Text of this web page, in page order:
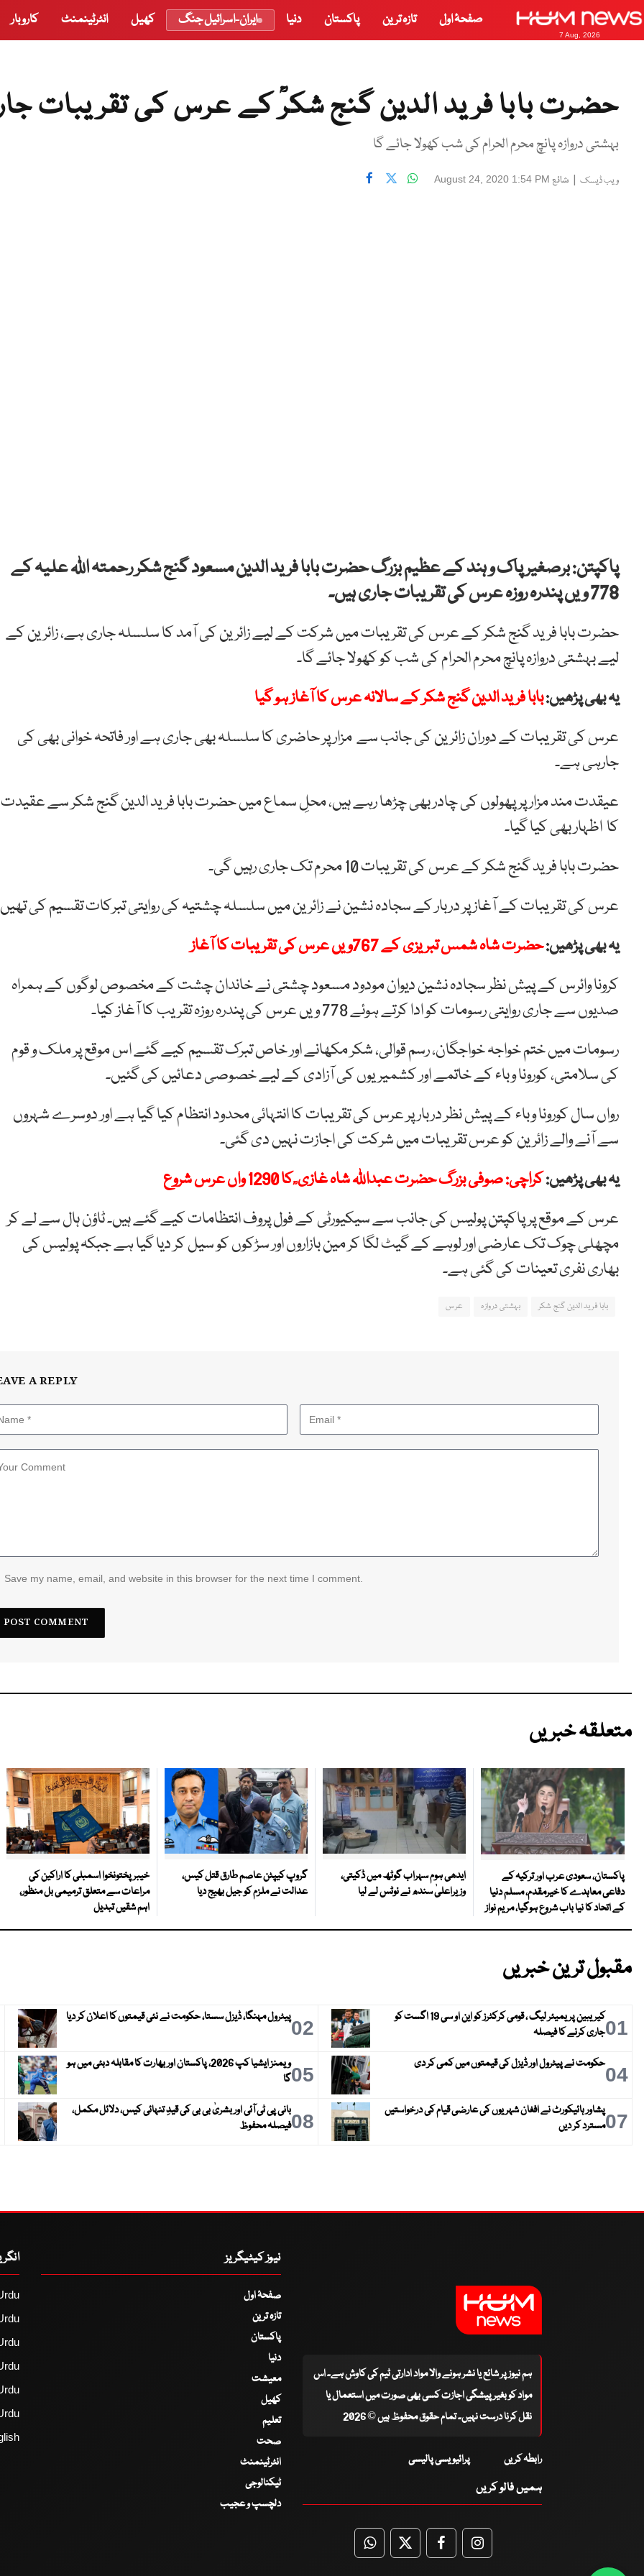
7 Aug, 2026
صفحۂ اول تازہ ترین پاکستان دنیا ایران-اسرائیل جنگ کھیل انٹرٹینمنٹ کاروبار
حضرت بابا فرید الدین گنج شکرؒ کے عرس کی تقریبات
بہشتی دروازہ پانچ محرم الحرام کی شب کھولا جائے گا
ویب ڈیسک | شائع August 24, 2020 1:54 PM
پاکپتن: برصغیر پاک و ہند کے عظیم بزرگ حضرت بابا فرید الدین مسعود گنج شکر رحمتہ اللہ علیہ کے
778 ویں پندرہ روزہ عرس کی تقریبات جاری ہیں۔
حضرت بابا فرید گنج شکر کے عرس کی تقریبات میں شرکت کے لیے زائرین کی آمد کا سلسلہ جاری ہے، زائرین کے
لیے بہشتی دروازہ پانچ محرم الحرام کی شب کو کھولا جائے گا۔
یہ بھی پڑھیں:بابا فرید الدین گنج شکر کے سالانہ عرس کا آغاز ہو گیا
عرس کی تقریبات کے دوران زائرین کی جانب سے مزار پر حاضری کا سلسلہ بھی جاری ہے اور فاتحہ خوانی بھی کی
جارہی ہے۔
عیقدت مند مزار پر پھولوں کی چادر بھی چڑھا رہے ہیں، محلِ سماع میں حضرت بابا فرید الدین گنج شکر سے عقیدت
کا اظہار بھی کیا گیا۔
حضرت بابا فرید گنج شکر کے عرس کی تقریبات 10 محرم تک جاری رہیں گی۔
عرس کی تقریبات کے آغاز پر دربار کے سجادہ نشین نے زائرین میں سلسلہ چشتیہ کی روایتی تبرکات تقسیم کی
یہ بھی پڑھیں:حضرت شاہ شمس تبریزی کے 767ویں عرس کی تقریبات کا آغاز
کرونا وائرس کے پیش نظر سجادہ نشین دیوان مودود مسعود چشتی نے خاندان چشت کے مخصوص لوگوں کے ہمراہ
صدیوں سے جاری روایتی رسومات کو ادا کرتے ہوئے 778 ویں عرس کی پندرہ روزہ تقریب کا آغاز کیا۔
رسومات میں ختم خواجہ خواجگان، رسم قوالی، شکر مکھانے اور خاص تبرک تقسیم کیے گئے اس موقع پر ملک و قوم
کی سلامتی، کورونا وباء کے خاتمے اور کشمیریوں کی آزادی کے لیے خصوصی دعائیں کی گئیں۔
رواں سال کورونا وباء کے پیش نظر دربار پر عرس کی تقریبات کا انتہائی محدود انتظام کیا گیا ہے اور دوسرے شہروں
سے آنے والے زائرین کو عرس تقریبات میں شرکت کی اجازت نہیں دی گئی۔
یہ بھی پڑھیں:کراچی: صوفی بزرگ حضرت عبداللہ شاہ غازی ؒ کا 1290 واں عرس شروع
عرس کے موقع پر پاکپتن پولیس کی جانب سے سیکیورٹی کے فول پروف انتظامات کیے گئے ہیں۔ ٹاؤن ہال سے لے کر
مچھلی چوک تک عارضی اور لوہے کے گیٹ لگا کر مین بازاروں اور سڑکوں کو سیل کر دیا گیا ہے جبکہ پولیس کی
بھاری نفری تعینات کی گئی ہے۔
بابا فرید الدین گنج شکر بہشتی دروازہ عرس
A REPLY
Save my name, email, and website in this browser for the next time I comment.
متعلقہ خبریں
پاکستان، سعودی عرب اور ترکیہ کے
دفاعی معاہدے کا خیرمقدم، مسلم دنیا
کے اتحاد کا نیا باب شروع ہوگیا، مریم نواز
ایدھی ہوم سہراب گوٹھ میں ڈکیتی،
وزیراعلیٰ سندھ نے نوٹس لے لیا
گروپ کیپٹن عاصم طارق قتل کیس،
عدالت نے ملزم کو جیل بھیج دیا
خیبرپختونخوا اسمبلی کا اراکین کی
مراعات سے متعلق ترمیمی بل منظور،
اہم شقیں تبدیل
مقبول ترین خبریں
01
کیریبین پریمیئر لیگ ، قومی کرکٹرز کو این او سی 19 اگست کو
جاری کرنے کا فیصلہ
02پیٹرول مہنگا، ڈیزل سستا، حکومت نے نئی قیمتوں کا اعلان کر دیا
04حکومت نے پیٹرول اور ڈیزل کی قیمتوں میں کمی کر دی 05
ویمنز ایشیا کپ 2026، پاکستان اور بھارت کا مقابلہ دبئی میں ہو
گا
07پشاور ہائیکورٹ نے افغان شہریوں کی عارضی قیام کی درخواستیں
مسترد کر دیں
08بانی پی ٹی آئی اور بشریٰ بی بی کی قیدِ تنہائی کیس، دلائل مکمل،
فیصلہ محفوظ
ہم نیوز پر شائع یا نشر ہونے والا مواد ادارتی ٹیم کی کاوش ہے۔ اس
مواد کو بغیر پیشگی اجازت کسی بھی صورت میں استعمال یا
نقل کرنا درست نہیں۔ تمام حقوق محفوظ ہیں © 2026
رابطہ کریں پرائیویسی پالیسی
ہمیں فالو کریں
WhatsApp
TwitterFacebookFacebook
نیوز کیٹیگریز
صفحۂ اول
تازہ ترین
پاکستان
دنیا
معیشت
کھیل
تعلیم
صحت
انٹرٹینمنٹ
ٹیکنالوجی
دلچسپ و عجیب